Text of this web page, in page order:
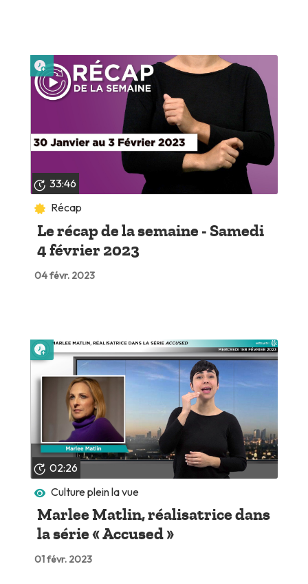
33:46
Récap
Le récap de la semaine - Samedi
4 février 2023
04 févr. 2023
Lire plus tard
02:26
Culture plein la vue
Marlee Matlin, réalisatrice dans
la série « Accused »
01 févr. 2023
Lire plus tard